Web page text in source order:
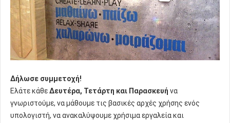
Δήλωσε συμμετοχή!
Ελάτε κάθεΔευτέρα, Τετάρτη και Παρασκευή να
γνωριστούμε, να μάθουμε τις βασικές αρχές χρήσης ενός
υπολογιστή, να ανακαλύψουμε χρήσιμα εργαλεία και